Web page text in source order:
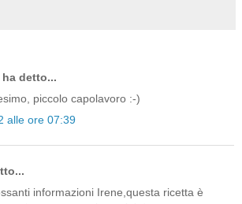
ha detto...
piccolo capolavoro :-)
alle ore 07:39
informazioni Irene,questa ricetta è